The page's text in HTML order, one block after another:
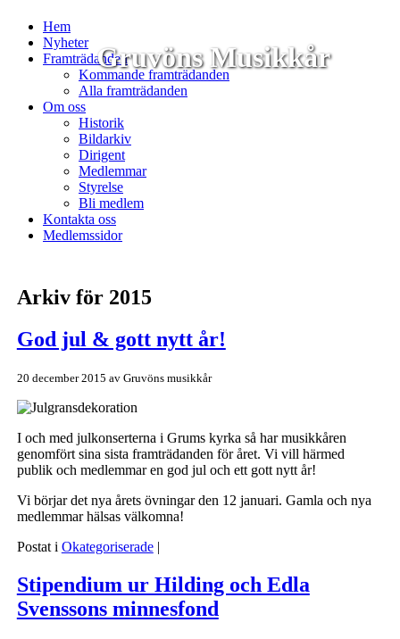
Gruvöns Musikkår
Hem
Nyheter
Framträdanden
Kommande framträdanden
Alla framträdanden
Om oss
Historik
Bildarkiv
Dirigent
Medlemmar
Styrelse
Bli medlem
Kontakta oss
Medlemssidor
Arkiv för 2015
God jul & gott nytt år!
20 december 2015 av Gruvöns musikkår
I och med julkonserterna i Grums kyrka så har musikkåren
genomfört sina sista framträdanden för året. Vi vill härmed
publik och medlemmar en god jul och ett gott nytt år!
Vi börjar det nya årets övningar den 12 januari. Gamla och nya
medlemmar hälsas välkomna!
Postat i Okategoriserade|
Stipendium ur Hilding och Edla
Svenssons minnesfond